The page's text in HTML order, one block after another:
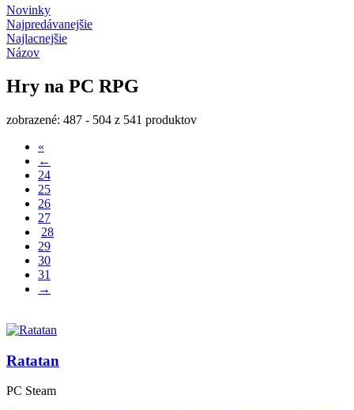
Novinky
Najpredávanejšie
Najlacnejšie
Názov
Hry na PC RPG
zobrazené: 487 - 504 z 541 produktov
«
←
24
25
26
27
28
29
30
31
→
Ratatan
PC Steam